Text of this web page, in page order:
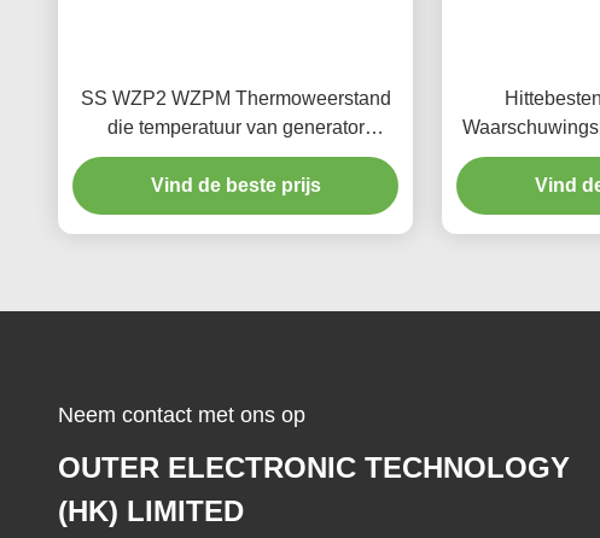
SS WZP2 WZPM Thermoweerstand
die temperatuur van generator
dragend stootkussen PT100 meten
PT1000
Vind de beste prijs
Vind
Neem contact met ons op
OUTER ELECTRONIC TECHNOLOGY
(HK) LIMITED